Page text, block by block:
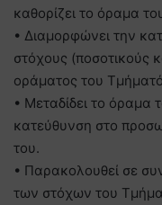
καθορίζει το όραμα
• Διαμορφώνει την
στόχους (ποσοτικούς
οράματος του
• Μεταδίδει το όραμα
κατεύθυνση στο
του.
• Παρακολουθεί σε
των στόχων του